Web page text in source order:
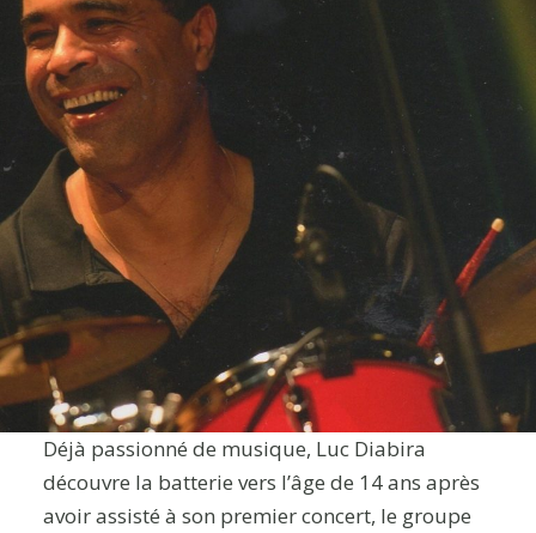
Déjà passionné de musique, Luc Diabira
découvre la batterie vers l’âge de 14 ans après
avoir assisté à son premier concert, le groupe